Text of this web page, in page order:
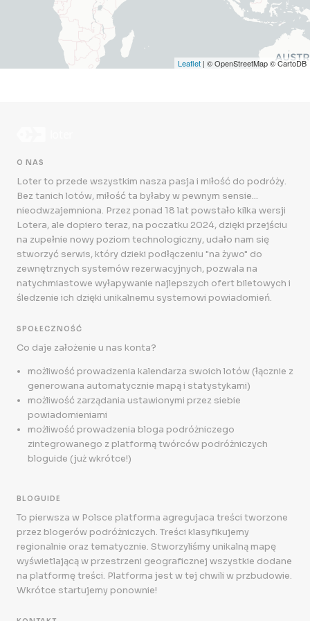
Leaflet | © OpenStreetMap © CartoDB
O NAS
Loter to przede wszystkim nasza pasja i miłość do podróży.
Bez tanich lotów, miłość ta byłaby w pewnym sensie...
nieodwzajemniona. Przez ponad 18 lat powstało kilka wersji
Lotera, ale dopiero teraz, na poczatku 2024, dzięki przejściu
na zupełnie nowy poziom technologiczny, udało nam się
stworzyć serwis, który dzieki podłączeniu "na żywo" do
zewnętrznych systemów rezerwacyjnych, pozwala na
natychmiastowe wyłapywanie najlepszych ofert biletowych i
śledzenie ich dzięki unikalnemu systemowi powiadomień.
SPOŁECZNOŚĆ
Co daje założenie u nas konta?
możliwość prowadzenia kalendarza swoich lotów (łącznie z
generowana automatycznie mapą i statystykami)
możliwość zarządania ustawionymi przez siebie
powiadomieniami
możliwość prowadzenia bloga podróżniczego
zintegrowanego z platformą twórców podróżniczych
bloguide (już wkrótce!)
BLOGUIDE
To pierwsza w Polsce platforma agregujaca treści tworzone
przez blogerów podróżniczych. Treści klasyfikujemy
regionalnie oraz tematycznie. Stworzyliśmy unikalną mapę
wyświetlającą w przestrzeni geograficznej wszystkie dodane
na platformę treści. Platforma jest w tej chwili w przbudowie.
Wkrótce startujemy ponownie!